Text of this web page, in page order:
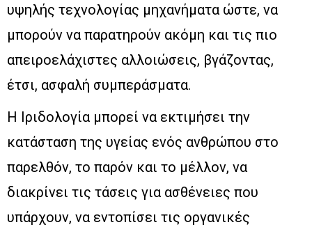
υψηλής τεχνολογίας μηχανήματα ώστε, να
μπορούν να παρατηρούν ακόμη και τις πιο
απειροελάχιστες αλλοιώσεις, βγάζοντας,
έτσι, ασφαλή συμπεράσματα.
Η Ιριδολογία μπορεί να εκτιμήσει την
κατάσταση της υγείας ενός ανθρώπου στο
παρελθόν, το παρόν και το μέλλον, να
διακρίνει τις τάσεις για ασθένειες που
υπάρχουν, να εντοπίσει τις οργανικές